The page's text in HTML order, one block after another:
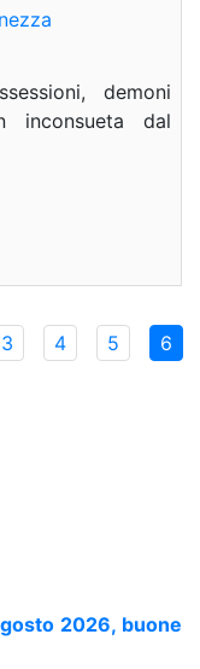
demoni
inconsueta dal
3 4 5 6
2026, buone